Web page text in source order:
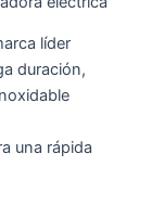
líder
duración,
una rápida